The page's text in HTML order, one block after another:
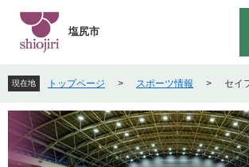
先
頭
で
を
飛
ば
本
塩尻市
現在地 トップページ > スポーツ情報 > セイ